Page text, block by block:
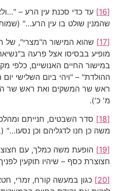
[16]
עד כדי סכנת עין הרע –
שהמנין שולט בו עין הרע…"
[17]
שהוא המישור ה"מצרי", של
מופיע בבסיסו אצל פרעה
במישור החיים האנושיים, כלפי
ההולדת" – "ויהי ביום השלישי
ראש שר המשקים ואת ראש שר
מ' כ').
[18]
סדר השבטים, חנייתם
משה כן חנו לדגליהם וכן
[19]
הופעת משה כמלך, עם
חצוצרת כסף – שיהיו תוקעין
[20]
כגון במעשה קורח, זמרי,